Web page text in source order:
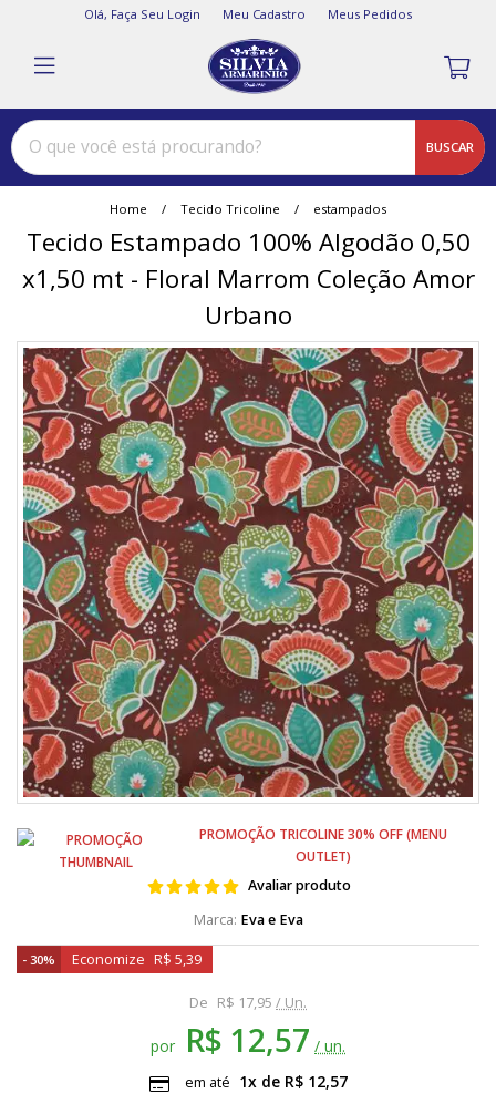
Meu Cadastro Meus Pedidos
Olá, Faça Seu Login
BUSCAR
Home Tecido Tricoline estampados
Tecido Estampado 100% Algodão 0,50
x1,50 mt - Floral Marrom Coleção Amor
Urbano
PROMOÇÃO TRICOLINE 30% OFF (MENU
OUTLET)
Avaliar produto
Eva e Eva
De R$ 17,95 / Un.
por R$ 12,57 / un.
Economize R$ 5,39
30%
em até 1x de R$ 12,57